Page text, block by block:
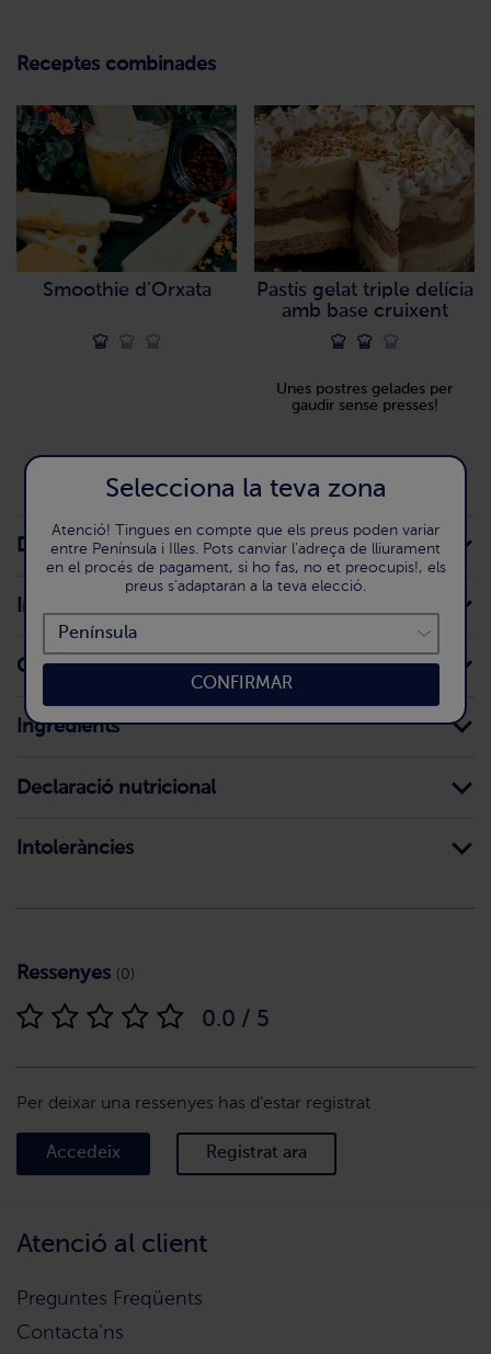
Receptes combinades
Smoothie d'Orxata
Pastís gelat triple delícia
amb base cruixent
Unes postres gelades per
gaudir sense presses!
Detall del producte
Informació per al consumidor
Conservació domèstica
Ingredients
Declaració nutricional
Intoleràncies
Ressenyes (0)
0.0 / 5
Per deixar una ressenyes has d'estar registrat
Accedeix Registrat ara
Atenció al client
Preguntes Freqüents
Contacta'ns
Selecciona la teva zona
Atenció! Tingues en compte que els preus poden variar
entre Península i Illes. Pots canviar l'adreça de lliurament
en el procés de pagament, si ho fas, no et preocupis!, els
preus s'adaptaran a la teva elecció.
CONFIRMAR